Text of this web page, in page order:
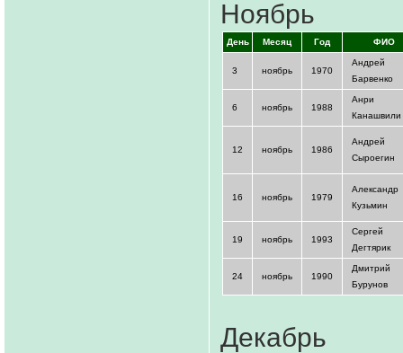
Ноябрь
День Месяц Год ФИО
3 ноябрь 1970
Андрей
Барвенко
6 ноябрь 1988
Анри
Канашвили
12 ноябрь 1986
Андрей
Сыроегин
16 ноябрь 1979
Александр
Кузьмин
19 ноябрь 1993
Сергей
Дегтярик
24 ноябрь 1990
Дмитрий
Бурунов
Декабрь